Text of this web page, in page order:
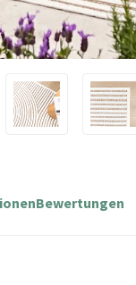
Bewertungen